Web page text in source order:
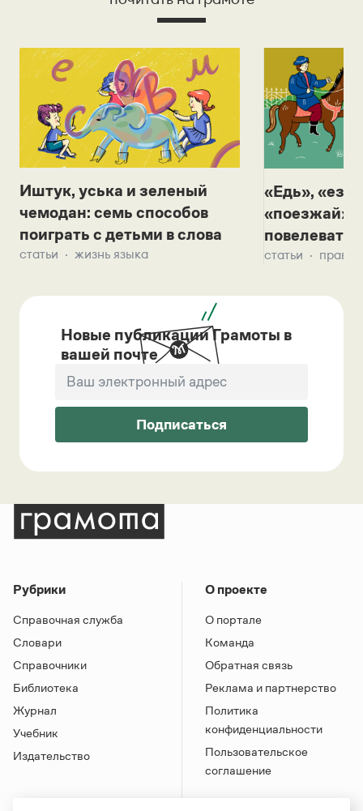
Иштук, уська и зеленый
чемодан: семь способов
поиграть с детьми в слова
статьи жизнь языка
«Едь»,
«поезжай»?
повелевать
статьи
Новые публикации Грамоты в
вашей почте
Подписаться
Рубрики
Справочная служба
Словари
Справочники
Библиотека
Журнал
Учебник
Издательство
О проекте
О портале
Команда
Обратная связь
Реклама и партнерство
Политика
конфиденциальности
Пользовательское
соглашение